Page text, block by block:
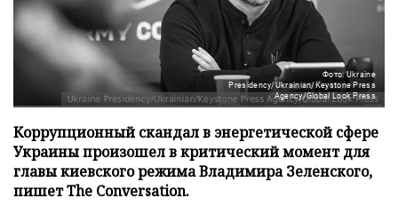
Фото: Ukraine
Presidency/Ukrainian/Keystone Press
Agency/Global Look Press
Коррупционный скандал в энергетической сфере
Украины произошел в критический момент для
главы киевского режима Владимира Зеленского,
пишет The Conversation.